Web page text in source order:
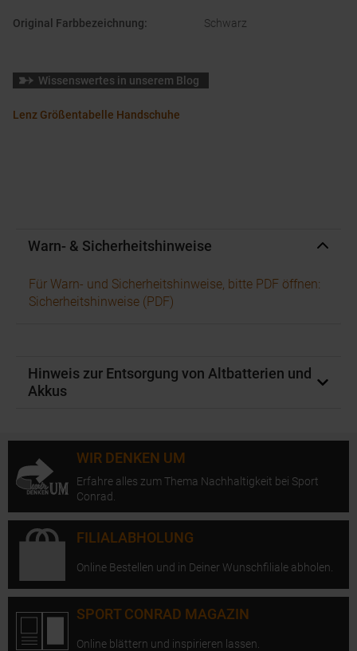
Original Farbbezeichnung: Schwarz
Wissenswertes in unserem Blog
Lenz Größentabelle Handschuhe
Warn- & Sicherheitshinweise
Für Warn- und Sicherheitshinweise, bitte PDF öffnen:
Sicherheitshinweise (PDF)
Hinweis zur Entsorgung von Altbatterien und
Akkus
WIR DENKEN UM
Erfahre alles zum Thema Nachhaltigkeit bei Sport
Conrad.
FILIALABHOLUNG
Online Bestellen und in Deiner Wunschfiliale abholen.
SPORT CONRAD MAGAZIN
Online blättern und inspirieren lassen.